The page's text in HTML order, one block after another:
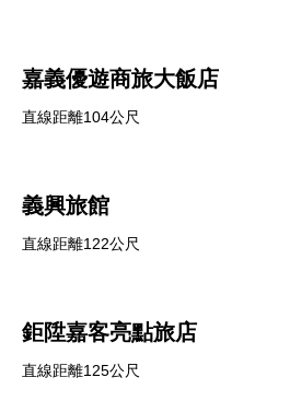
嘉義優遊商旅大飯店
直線距離104公尺
義興旅館
直線距離122公尺
鉅陞嘉客亮點旅店
直線距離125公尺